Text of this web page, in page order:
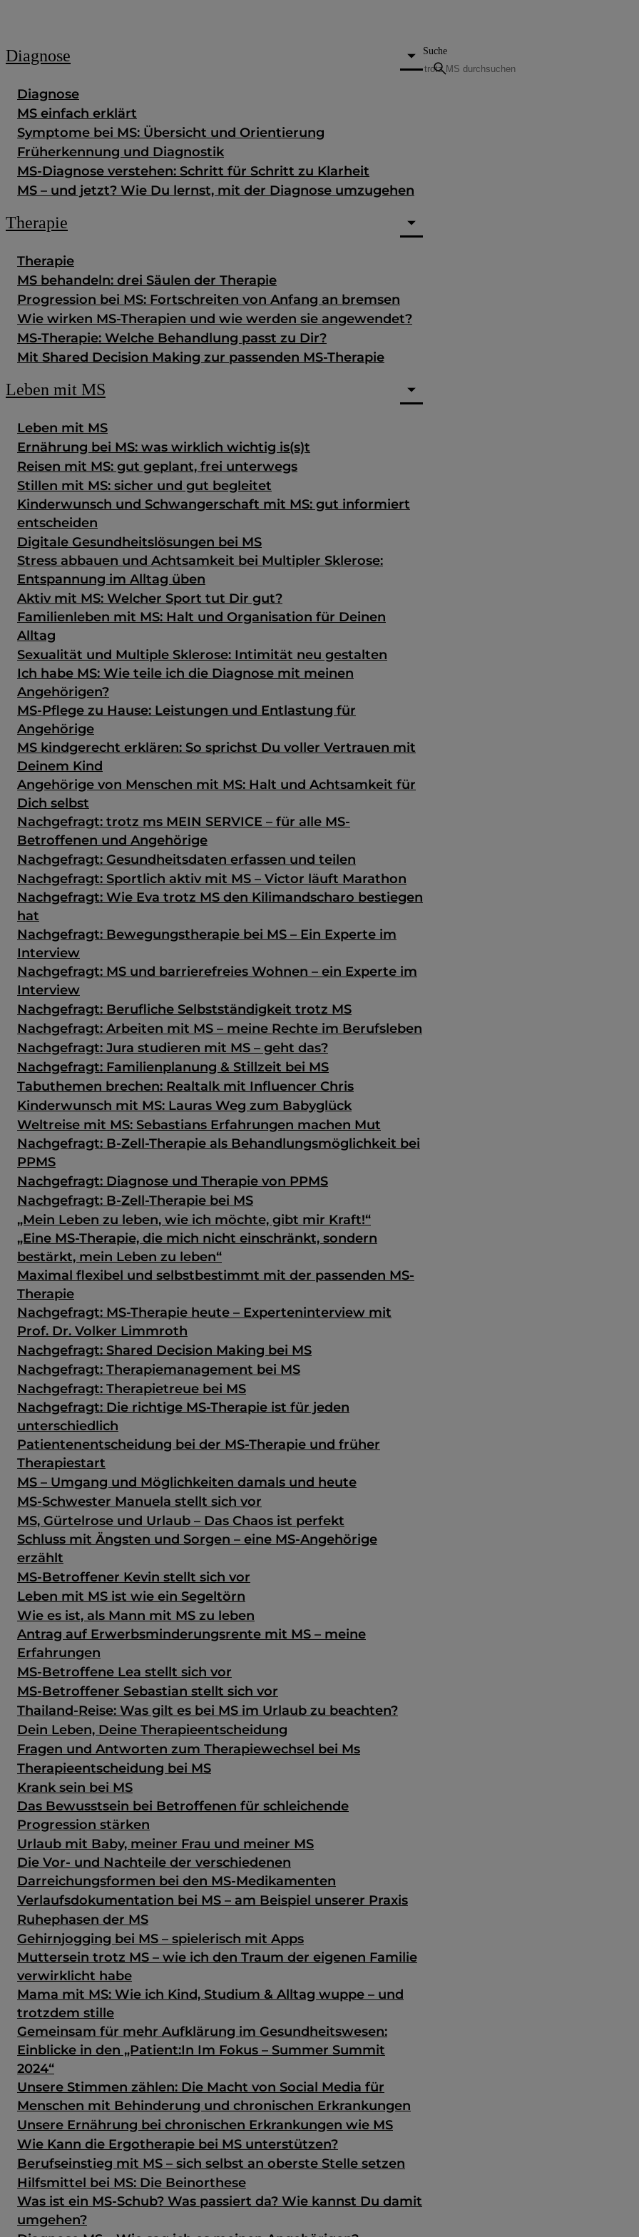
Diagnose
Diagnose
MS einfach erklärt
Symptome bei MS: Übersicht und Orientierung
Früherkennung und Diagnostik
MS-Diagnose verstehen: Schritt für Schritt zu Klarheit
MS – und jetzt? Wie Du lernst, mit der Diagnose umzugehen
Therapie
Therapie
MS behandeln: drei Säulen der Therapie
Progression bei MS: Fortschreiten von Anfang an bremsen
Wie wirken MS-Therapien und wie werden sie angewendet?
MS-Therapie: Welche Behandlung passt zu Dir?
Mit Shared Decision Making zur passenden MS-Therapie
Leben mit MS
Leben mit MS
Ernährung bei MS: was wirklich wichtig is(s)t
Reisen mit MS: gut geplant, frei unterwegs
Stillen mit MS: sicher und gut begleitet
Kinderwunsch und Schwangerschaft mit MS: gut informiert
entscheiden
Digitale Gesundheits­lösungen bei MS
Stress abbauen und Achtsamkeit bei Multipler Sklerose:
Entspannung im Alltag üben
Aktiv mit MS: Welcher Sport tut Dir gut?
Familienleben mit MS: Halt und Organisation für Deinen
Alltag
Sexualität und Multiple Sklerose: Intimität neu gestalten
Ich habe MS: Wie teile ich die Diagnose mit meinen
Angehörigen?
MS-Pflege zu Hause: Leistungen und Entlastung für
Angehörige
MS kindgerecht erklären: So sprichst Du voller Vertrauen mit
Deinem Kind
Angehörige von Menschen mit MS: Halt und Achtsamkeit für
Dich selbst
Nachgefragt: trotz ms MEIN SERVICE – für alle MS-
Betroffenen und Angehörige
Nachgefragt: Gesundheits­daten erfassen und teilen
Nachgefragt: Sportlich aktiv mit MS – Victor läuft Marathon
Nachgefragt: Wie Eva trotz MS den Kilimandscharo bestiegen
hat
Nachgefragt: Bewegungstherapie bei MS – Ein Experte im
Interview
Nachgefragt: MS und barrierefreies Wohnen – ein Experte im
Interview
Nachgefragt: Berufliche Selbstständigkeit trotz MS
Nachgefragt: Arbeiten mit MS – meine Rechte im Berufsleben
Nachgefragt: Jura studieren mit MS – geht das?
Nachgefragt: Familienplanung & Stillzeit bei MS
Tabuthemen brechen: Realtalk mit Influencer Chris
Kinderwunsch mit MS: Lauras Weg zum Babyglück
Weltreise mit MS: Sebastians Erfahrungen machen Mut
Nachgefragt: B-Zell-Therapie als Behandlungsmöglichkeit bei
PPMS
Nachgefragt: Diagnose und Therapie von PPMS
Nachgefragt: B-Zell-Therapie bei MS
„Mein Leben zu leben, wie ich möchte, gibt mir Kraft!“
„Eine MS-Therapie, die mich nicht einschränkt, sondern
bestärkt, mein Leben zu leben“
Maximal flexibel und selbstbestimmt mit der passenden MS-
Therapie
Nachgefragt: MS-Therapie heute – Experteninterview mit
Prof. Dr. Volker Limmroth
Nachgefragt: Shared Decision Making bei MS
Nachgefragt: Therapiemanagement bei MS
Nachgefragt: Therapietreue bei MS
Nachgefragt: Die richtige MS-Therapie ist für jeden
unterschiedlich
Patientenentscheidung bei der MS-Therapie und früher
Therapiestart
MS – Umgang und Möglichkeiten damals und heute
MS-Schwester Manuela stellt sich vor
MS, Gürtelrose und Urlaub – Das Chaos ist perfekt
Schluss mit Ängsten und Sorgen – eine MS-Angehörige
erzählt
MS-Betroffener Kevin stellt sich vor
Leben mit MS ist wie ein Segeltörn
Wie es ist, als Mann mit MS zu leben
Antrag auf Erwerbsminderungsrente mit MS – meine
Erfahrungen
MS-Betroffene Lea stellt sich vor
MS-Betroffener Sebastian stellt sich vor
Thailand-Reise: Was gilt es bei MS im Urlaub zu beachten?
Dein Leben, Deine Therapieentscheidung
Fragen und Antworten zum Therapiewechsel bei Ms
Therapieentscheidung bei MS
Krank sein bei MS
Das Bewusstsein bei Betroffenen für schleichende
Progression stärken
Urlaub mit Baby, meiner Frau und meiner MS
Die Vor- und Nachteile der verschiedenen
Darreichungsformen bei den MS-Medikamenten
Verlaufsdokumentation bei MS – am Beispiel unserer Praxis
Ruhephasen der MS
Gehirnjogging bei MS – spielerisch mit Apps
Muttersein trotz MS – wie ich den Traum der eigenen Familie
verwirklicht habe
Mama mit MS: Wie ich Kind, Studium & Alltag wuppe – und
trotzdem stille
Gemeinsam für mehr Aufklärung im Gesundheitswesen:
Einblicke in den „Patient:In Im Fokus – Summer Summit
2024“
Unsere Stimmen zählen: Die Macht von Social Media für
Menschen mit Behinderung und chronischen Erkrankungen
Unsere Ernährung bei chronischen Erkrankungen wie MS
Wie Kann die Ergotherapie bei MS unterstützen?
Berufseinstieg mit MS – sich selbst an oberste Stelle setzen
Hilfsmittel bei MS: Die Beinorthese
Was ist ein MS-Schub? Was passiert da? Wie kannst Du damit
umgehen?
Suche
search